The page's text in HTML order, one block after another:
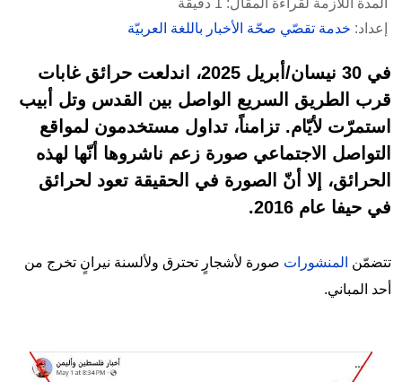
المدة اللازمة لقراءة المقال: 1 دقيقة
إعداد: خدمة تقصّي صحّة الأخبار باللغة العربيّة
في 30 نيسان/أبريل 2025، اندلعت حرائق غابات
قرب الطريق السريع الواصل بين القدس وتل أبيب
استمرّت لأيّام. تزامناً، تداول مستخدمون لمواقع
التواصل الاجتماعي صورة زعم ناشروها أنّها لهذه
الحرائق، إلا أنّ الصورة في الحقيقة تعود لحرائق
في حيفا عام 2016.
تتضمّن المنشورات صورة لأشجارٍ تحترق ولألسنة نيرانٍ تخرج من
أحد المباني.
Image